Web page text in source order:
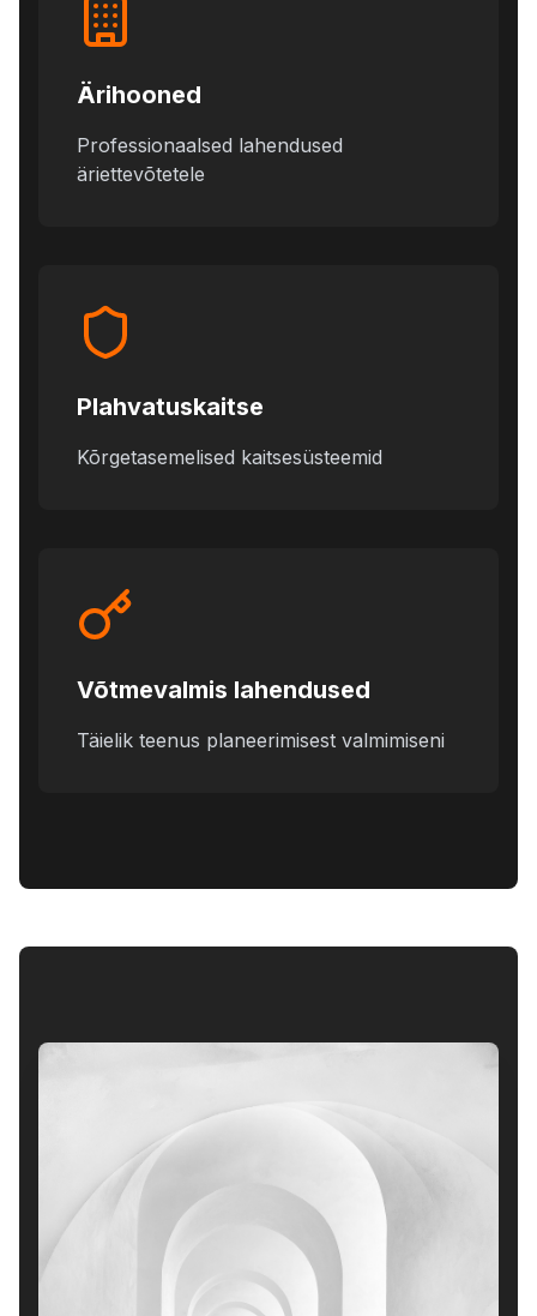
Ärihooned
Professionaalsed lahendused
äriettevõtetele
Plahvatuskaitse
Kõrgetasemelised kaitsesüsteemid
Võtmevalmis lahendused
Täielik teenus planeerimisest valmimiseni